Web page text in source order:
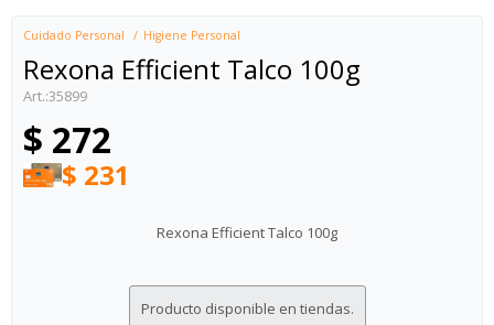
Cuidado Personal Higiene Personal
Rexona Efficient Talco 100g
35899
$ 272
$ 231
Rexona Efficient Talco 100g
Producto disponible en tiendas.